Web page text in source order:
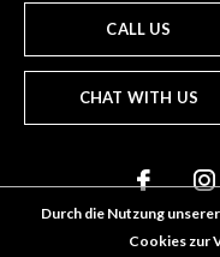
CALL US
CHAT WITH US
Durch die Nutzung
Cookies zur